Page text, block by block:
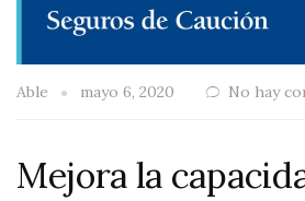
Able mayo 6, 2020 No hay
Mejora la